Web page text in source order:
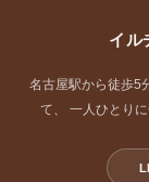
イル
名古屋駅から徒歩5
て、 一人ひとり